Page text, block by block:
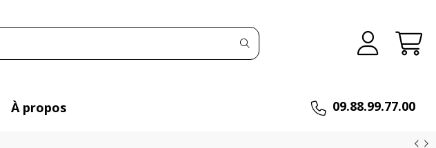
À propos 09.88.99.77.00